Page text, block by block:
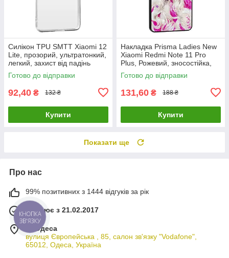
Силікон TPU SMTT Xiaomi 12
Lite, прозорий, ультратонкий,
легкий, захист від падінь
Готово до відправки
92,40 ₴ 132 ₴
Купити
Накладка Prisma Ladies New
Xiaomi Redmi Note 11 Pro
Plus, Рожевий, зносостійка,
пилонепроникна
Готово до відправки
131,60 ₴ 188 ₴
Купити
Показати ще
Про нас
99% позитивних з 1444 відгуків за рік
Працює з 21.02.2017
м. Одеса
вулиця Європейська , 85, салон зв'язку "Vodafone",
65012, Одеса, Україна
КНОПКА
ЗВ'ЯЗКУ